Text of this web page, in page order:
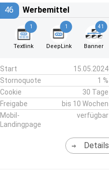
46 Werbemittel
1
Textlink
1
DeepLink
41
Banner
Start
15.05.2024
Stornoquote
1 %
Cookie
30 Tage
Freigabe
bis 10 Wochen
Mobil-
Landingpage
verfügbar
Details